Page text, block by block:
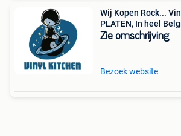
Wij Kopen Rock...
PLATEN, In heel
Zie omschrijving
Bezoek website